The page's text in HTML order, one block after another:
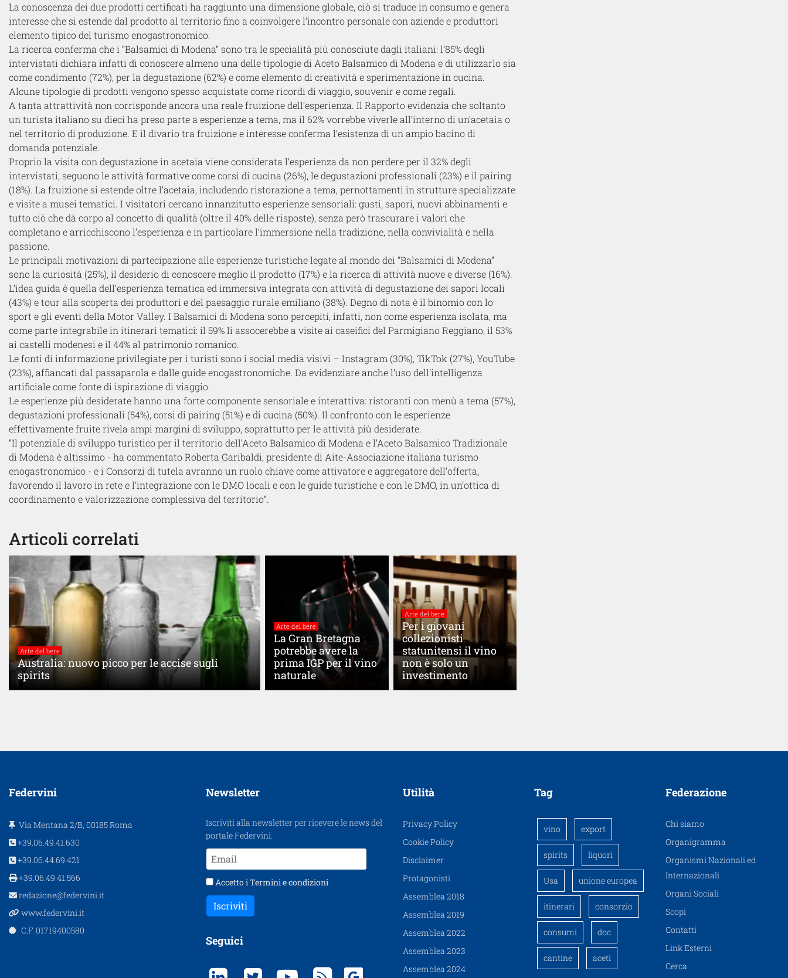
La conoscenza dei due prodotti certificati ha raggiunto una dimensione globale, ciò si traduce in consumo e genera
interesse che si estende dal prodotto al territorio fino a coinvolgere l’incontro personale con aziende e produttori
elemento tipico del turismo enogastronomico.
La ricerca conferma che i “Balsamici di Modena” sono tra le specialità più conosciute dagli italiani: l’85% degli
intervistati dichiara infatti di conoscere almeno una delle tipologie di Aceto Balsamicodi Modena e di utilizzarlo sia
come condimento (72%), per la degustazione (62%) e come elemento di creatività e sperimentazione in cucina.
Alcune tipologie di prodotti vengono spesso acquistate come ricordi di viaggio, souvenir e come regali.
A tanta attrattività non corrisponde ancora una reale fruizione dell’esperienza. Il Rapporto evidenzia che soltanto
un turista italiano su dieci ha preso parte a esperienze a tema, ma il 62% vorrebbe viverle all’interno di un’acetaia o
nel territorio di produzione. E il divario tra fruizione e interesse conferma l’esistenza di un ampio bacino di
domanda potenziale.
Proprio la visita con degustazione in acetaia viene considerata l’esperienza da non perdere per il 32% degli
intervistati, seguono le attività formative come corsi di cucina (26%), le degustazioni professionali (23%) e il pairing
(18%). La fruizione si estende oltre l’acetaia, includendo ristorazione a tema, pernottamenti in strutture specializzate
e visite a musei tematici. I visitatori cercano innanzitutto esperienze sensoriali: gusti, sapori, nuovi abbinamenti e
tutto ciò che dà corpo al concetto di qualità (oltre il 40% delle risposte), senza però trascurare i valori che
completano e arricchiscono l’esperienza e in particolare l’immersione nella tradizione, nella convivialità e nella
passione.
Le principali motivazioni di partecipazione alle esperienze turistiche legate al mondo dei “Balsamici di Modena”
sono la curiosità (25%), il desiderio di conoscere meglio il prodotto (17%) e la ricerca di attività nuove e diverse (16%).
L’idea guida è quella dell’esperienza tematica ed immersiva integrata con attività di degustazione dei sapori locali
(43%) e tour alla scoperta dei produttori e del paesaggio rurale emiliano (38%). Degno di nota è il binomio con lo
sport e gli eventi della Motor Valley. I Balsamici di Modena sono percepiti, infatti, non come esperienza isolata, ma
come parte integrabile in itinerari tematici: il 59% li assocerebbe a visite ai caseifici del Parmigiano Reggiano, il 53%
ai castelli modenesi e il 44% al patrimonio romanico.
Le fonti di informazione privilegiate per i turisti sono i social media visivi – Instagram (30%), TikTok (27%), YouTube
(23%), affiancati dal passaparola e dalle guide enogastronomiche. Da evidenziare anche l’uso dell’intelligenza
artificiale come fonte di ispirazione di viaggio.
Le esperienze più desiderate hanno una forte componente sensoriale e interattiva: ristoranti con menù a tema (57%),
degustazioni professionali (54%), corsi di pairing (51%) e di cucina (50%). Il confronto con le esperienze
effettivamente fruite rivela ampi margini di sviluppo, soprattutto per le attività più desiderate.
“Il potenziale di sviluppo turistico per il territorio dell’Aceto Balsamicodi Modena e l’Aceto BalsamicoTradizionale
di Modena è altissimo - ha commentatoRoberta Garibaldi,presidente di Aite-Associazione italiana turismo
enogastronomico - ei Consorzi di tutela avranno un ruolo chiave come attivatore e aggregatore dell’offerta,
favorendo il lavoro in rete e l’integrazione con le DMO locali e con le guide turistiche e con le DMO, in un’ottica di
coordinamento e valorizzazione complessiva del territorio”.
Articoli correlati
Arte del bere
Australia: nuovo picco per le accise sugli
spirits
Arte del bere
La Gran Bretagna
potrebbe avere la
prima IGP per il vino
naturale
Arte del bere
Per i giovani
collezionisti
statunitensi il vino
non è solo un
investimento
Federvini
Via Mentana 2/B, 00185 Roma
+39.06.49.41.630
+39.06.44.69.421
+39.06.49.41.566
redazione@federvini.it
www.federvini.it
C.F. 01719400580
Newsletter
Iscriviti alla newsletter per ricevere le news del
portale Federvini.
Accetto iTermini e condizioni
Iscriviti
Seguici
Utilità
Privacy Policy
Cookie Policy
Disclaimer
Protagonisti
Assemblea 2018
Assemblea 2019
Assemblea 2022
Assemblea 2023
Assemblea 2024
Tag
vino export
spirits liquori
Usa unione europea
itinerari consorzio
consumi doc
cantine aceti
Federazione
Chi siamo
Organigramma
Organismi Nazionali ed
Internazionali
Organi Sociali
Scopi
Contatti
Link Esterni
Cerca